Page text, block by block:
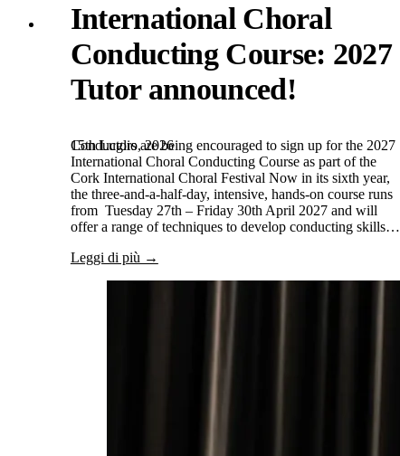
International Choral
Conducting Course: 2027
Tutor announced!
15th Luglio, 2026
Conductors are being encouraged to sign up for the 2027
International Choral Conducting Course as part of the
Cork International Choral Festival Now in its sixth year,
the three-and-a-half-day, intensive, hands-on course runs
from Tuesday 27th – Friday 30th April 2027 and will
offer a range of techniques to develop conducting skills…
Leggi di più →